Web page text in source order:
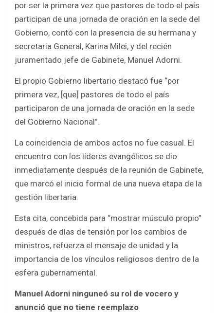
por ser la primera vez que pastores de todo el país
participan de una jornada de oración en la sede del
Gobierno, contó con la presencia de su hermana y
secretaria General, Karina Milei, y del recién
juramentado jefe de Gabinete, Manuel Adorni.
El propio Gobierno libertario destacó fue “por
primera vez, [que] pastores de todo el país
participaron de una jornada de oración en la sede
del Gobierno Nacional”.
La coincidencia de ambos actos no fue casual. El
encuentro con los líderes evangélicos se dio
inmediatamente después de la reunión de Gabinete,
que marcó el inicio formal de una nueva etapa de la
gestión libertaria.
Esta cita, concebida para “mostrar músculo propio”
después de días de tensión por los cambios de
ministros, refuerza el mensaje de unidad y la
importancia de los vínculos religiosos dentro de la
esfera gubernamental.
Manuel Adorni ninguneó su rol de vocero y
anunció que no tiene reemplazo